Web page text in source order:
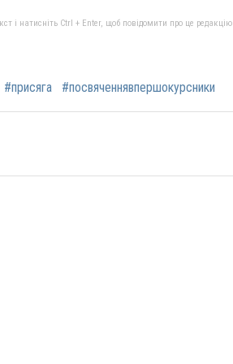
і натисніть Ctrl + Enter, щоб повідомити про це редакцію
#присяга #посвяченнявпершокурсники